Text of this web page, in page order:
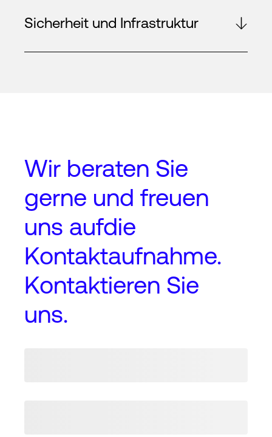
Sicherheit und Infrastruktur
Wir beraten Sie
gerne und freuen
uns aufdie
Kontaktaufnahme.
Kontaktieren Sie
uns.